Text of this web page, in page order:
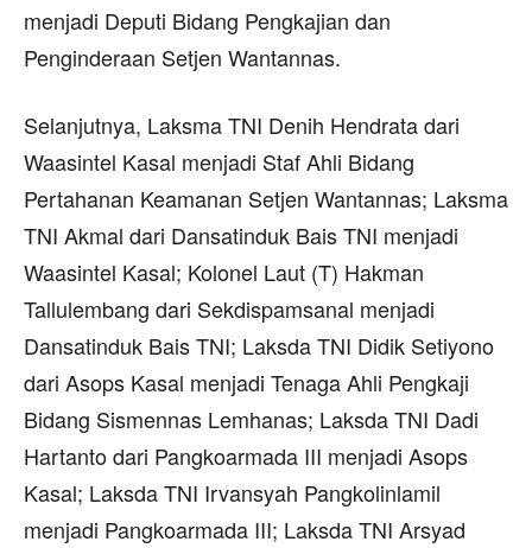
menjadi Deputi Bidang Pengkajian dan
Penginderaan Setjen Wantannas.
Selanjutnya, Laksma TNI Denih Hendrata dari
Waasintel Kasal menjadi Staf Ahli Bidang
Pertahanan Keamanan Setjen Wantannas; Laksma
TNI Akmal dari Dansatinduk Bais TNI menjadi
Waasintel Kasal; Kolonel Laut (T) Hakman
Tallulembang dari Sekdispamsanal menjadi
Dansatinduk Bais TNI; Laksda TNI Didik Setiyono
dari Asops Kasal menjadi Tenaga Ahli Pengkaji
Bidang Sismennas Lemhanas; Laksda TNI Dadi
Hartanto dari Pangkoarmada III menjadi Asops
Kasal; Laksda TNI Irvansyah Pangkolinlamil
menjadi Pangkoarmada III; Laksda TNI Arsyad